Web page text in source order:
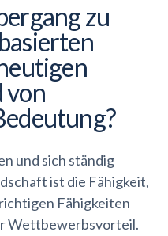
zu
von
und sich ständig
ist die Fähigkeit,
Fähigkeiten
Wettbewerbsvorteil.